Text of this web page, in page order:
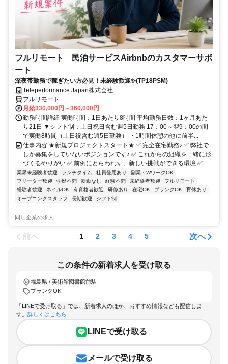
フルリモート 民泊サービスAirbnbのカスタマーサポ
ート
深夜帯勤務で稼ぎたい方必見！未経験歓迎✨(TP18PSM)
Teleperformance Japan株式会社
フルリモート
月給330,000円～360,000円
勤務時間詳細 実働時間：1日あたり8時間 平均勤務日数：1ヶ月あた
り21日 ▼シフト制：土日祝日含む週5日勤務 17：00～翌9：00の間
で実働8時間（土日祝含む週5日勤務） ・1時間休憩の他に前半...
仕事内容 ★新規プロジェクトスタート★ ✅ 完全在宅勤務♪ ✅ 弊社で
しか募集をしていないポジションです♪ ✅ これからの組織を一緒に形
づくるやりがい ✅ 前例にとらわれず、新しい挑戦ができる環境 ✅...
業界未経験者歓迎 ランチタイム 社員登用あり
副業・WワークOK
フリーター歓迎
学歴不問 転勤なし 経験不問 未経験者歓迎
フルリモート
経験者歓迎
ネイルOK 有資格者歓迎 研修あり 在宅OK ブランクOK
育休あり
オープニングスタッフ
長期歓迎 シフト制
同じ企業の求人
前へ 1 2 3 4 5 次へ
この条件の新着求人を受け取る
福島県 / 美術館図書館前駅
ブランクOK
「LINEで受け取る」では、新着求人のほか、おすすめ情報なども配信しま
す。 詳しくはこちら
LINEで受け取る
メールで受け取る